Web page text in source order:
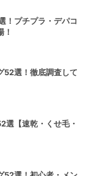
！プチプラ・デパコ
！
52選！徹底調査して
選【速乾・くせ毛・